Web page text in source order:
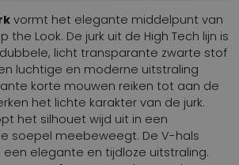
vormt het elegante middelpunt van
the Look. De jurk uit de High Tech lijn is
licht transparante zwarte stof
luchtige en moderne uitstraling
korte mouwen reiken tot aan de
het lichte karakter van de jurk.
het silhouet wijd uit in een
soepel meebeweegt. De V-hals
elegante en tijdloze uitstraling.